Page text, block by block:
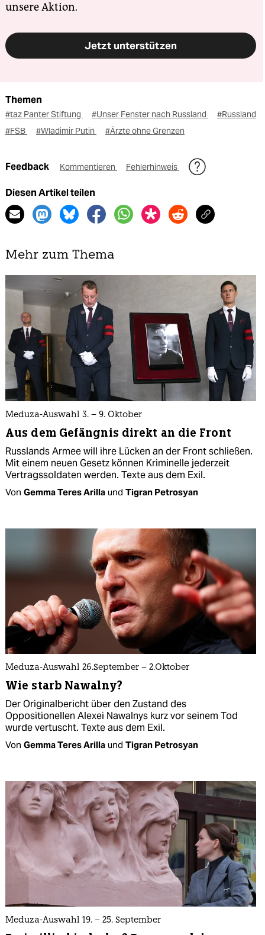
unsere Aktion.
Jetzt unterstützen
Themen
#taz Panter Stiftung #Unser Fenster nach Russland
#Russland
#FSB
#Wladimir Putin #Ärzte ohne Grenzen
Feedback Kommentieren Fehlerhinweis
Diesen Artikel teilen
Mehr zum Thema
Meduza-Auswahl 3. – 9. Oktober
Aus dem Gefängnis direkt an die Front
Russlands Armee will ihre Lücken an der Front schließen.
Mit einem neuen Gesetz können Kriminelle jederzeit
Vertragssoldaten werden. Texte aus dem Exil.
Von Gemma Teres Arilla und Tigran Petrosyan
Meduza-Auswahl 26.September – 2.Oktober
Wie starb Nawalny?
Der Originalbericht über den Zustand des
Oppositionellen Alexei Nawalnys kurz vor seinem Tod
wurde vertuscht. Texte aus dem Exil.
Von Gemma Teres Arilla und Tigran Petrosyan
Meduza-Auswahl 19. – 25. September